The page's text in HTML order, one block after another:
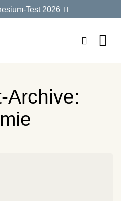
Test 2026
Archive: